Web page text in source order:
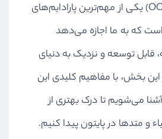
Programming یا OOP) یکی از مهم‌ترین پارادایم‌های
که به ما اجازه می‌دهد
قابل توسعه و نزدیک به دنیای
بخش، با مفاهیم کلیدی این
می‌شویم تا درک بهتری از
و متدها در پایتون پیدا کنیم.